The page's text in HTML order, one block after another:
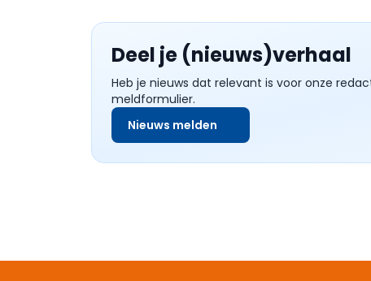
Deel je (nieuws)verhaal
Heb je nieuws dat relevant is voor onze
meldformulier.
Nieuws melden